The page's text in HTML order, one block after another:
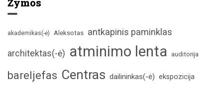
akademikas(-ė) Aleksotas antkapinis paminklas
architektas(-ė) atminimo lenta auditorija
bareljefas Centras dailininkas(-ė) ekspozicija